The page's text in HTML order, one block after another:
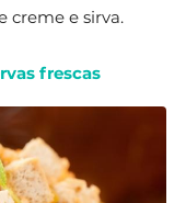
creme e sirva.
frescas